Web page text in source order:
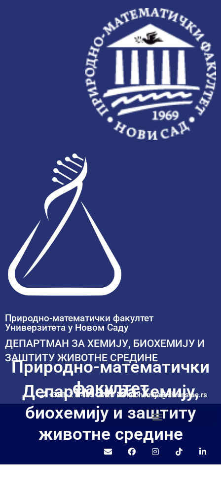
Природно-математички факултет
Универзитета у Новом Саду
ДЕПАРТМАН ЗА ХЕМИЈУ, БИОХЕМИЈУ И
ЗАШТИТУ ЖИВОТНЕ СРЕДИНЕ
+381-21-485-2720 infohemija@dh.uns.ac.rs
Природно-математички
факултет
Департман за хемију,
биохемију и заштиту
животне средине